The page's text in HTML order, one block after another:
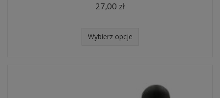
27,00 zł
Wybierz opcje